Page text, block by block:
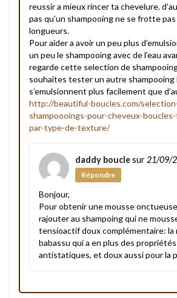
reussir a mieux rincer ta chevelure.
pas qu’un shampooing ne se frotte
longueurs.
Pour aider a avoir un peu plus
un peu le shampooing avec de l’eau
regarde cette selection de
souhaites tester un autre shampooing
s’emulsionnent plus facilement que
http://beautiful-boucles.com/
shampoooings-pour-cheveux-
par-type-de-texture/
daddy bouclesur 21/09/
Répondre
Bonjour,
Pour obtenir une mousse
rajouter au shampoing qui ne
tensioactif doux complémentaire: la
babassu qui a en plus des
antistatiques, et doux aussi pour la